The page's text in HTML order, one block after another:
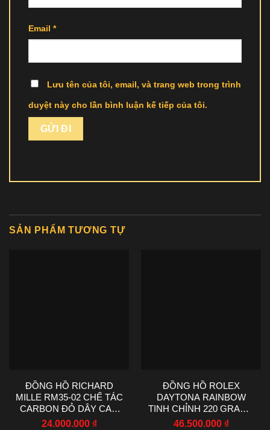
Email *
Lưu tên của tôi, email, và trang web trong trình
duyệt này cho lần bình luận kế tiếp của tôi.
SẢN PHẨM TƯƠNG TỰ
ĐỒNG HỒ RICHARD
MILLE RM35-02 CHẾ TÁC
CARBON ĐỎ DÂY CAO
SU NHÀ MÁY RM
24.000.000 ₫
ĐỒNG HỒ ROLEX
DAYTONA RAINBOW
TINH CHỈNH 220 GRAMS
MOISSANITE RUBY
46.500.000 ₫